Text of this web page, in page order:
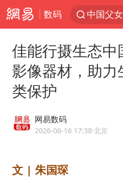
数码
白海豚
浙江台
佳能行摄生态
影像器材，助
类保护
网易数码
2026-06-16 17:38·北京
文 | 朱国琛